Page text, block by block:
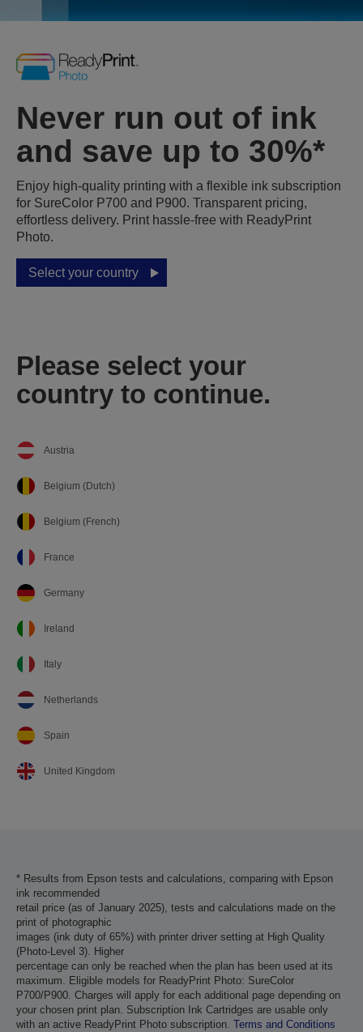
Never run out of ink
and save up to 30%*
Enjoy high-quality printing with a flexible ink subscription
for SureColor P700 and P900. Transparent pricing,
effortless delivery. Print hassle-free with ReadyPrint
Photo.
Select your country
Please select your
country to continue.
Austria
Belgium (Dutch)
Belgium (French)
France
Germany
Ireland
Italy
Netherlands
Spain
United Kingdom
* Results from Epson tests and calculations, comparing with Epson
ink recommended
retail price (as of January 2025), tests and calculations made on the
print of photographic
images (ink duty of 65%) with printer driver setting at High Quality
(Photo-Level 3). Higher
percentage can only be reached when the plan has been used at its
maximum. Eligible models for ReadyPrint Photo: SureColor
P700/P900. Charges will apply for each additional page depending on
your chosen print plan. Subscription Ink Cartridges are usable only
with an active ReadyPrint Photo subscription. Terms and Conditions